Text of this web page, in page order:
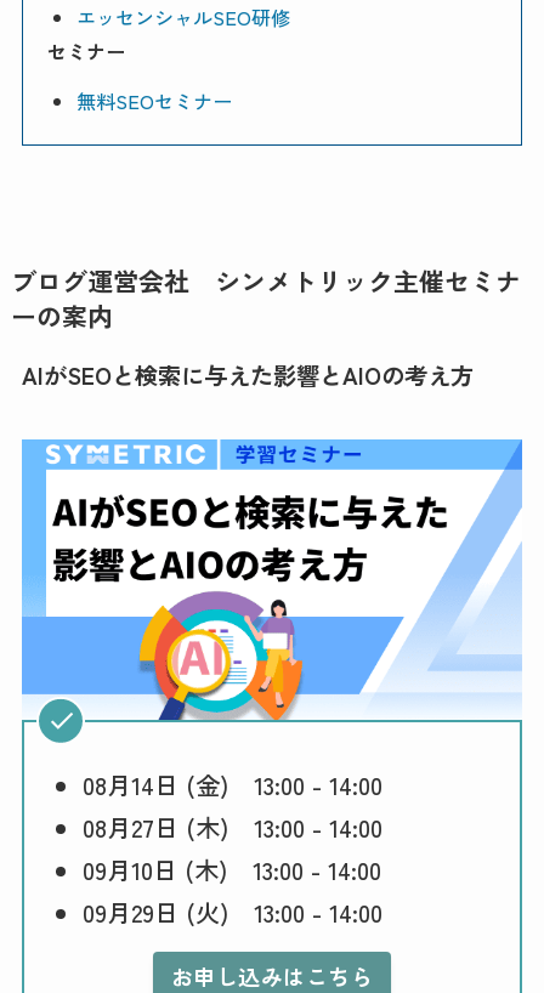
エッセンシャルSEO研修
セミナー
無料SEOセミナー
ブログ運営会社 シンメトリック主催セミナ
ーの案内
AIがSEOと検索に与えた影響とAIOの考え方
08月14日 (金) 13:00 - 14:00
08月27日 (木) 13:00 - 14:00
09月10日 (木) 13:00 - 14:00
09月29日 (火) 13:00 - 14:00
お申し込みはこちら